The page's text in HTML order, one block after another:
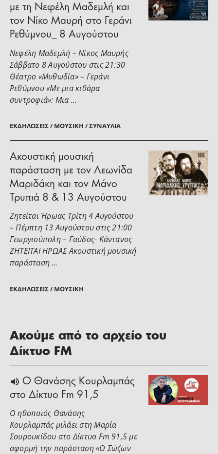
ΕΚΔΗΛΏΣΕΙΣ / ΜΟΥΣΙΚΉ / ΣΥΝΑΥΛΊΑ
με τη Νεφέλη Μαδεμλή και
τον Νίκο Μαυρή στο Γεράνι
Ρεθύμνου_ 8 Αυγούστου
Νεφέλη Μαδεμλή – Νίκος Μαυρής
Σάββατο 8 Αυγούστου στις 21:30
Θέατρο «Μυθωδία» – Γεράνι
Ρεθύμνου «Με μια κιθάρα
συντροφιά»: Μια …
ΕΚΔΗΛΏΣΕΙΣ / ΜΟΥΣΙΚΉ
Ακουστική μουσική
παράσταση με τον Λεωνίδα
Μαριδάκη και τον Μάνο
Τρυπιά 8 & 13 Αυγούστου
Ζητείται Ήρωας Τρίτη 4 Αυγούστου
– Πέμπτη 13 Αυγούστου στις 21:00
Γεωργιούπολη – Γαύδος- Κάντανος
ΖΗΤΕΙΤΑΙ ΗΡΩΑΣ Ακουστική μουσική
παράσταση …
Ακούμε από το αρχείο του
Δίκτυο FM
Ο Θανάσης Κουρλαμπάς
στο Δίκτυο Fm 91,5
Ο ηθοποιός Θανάσης
Κουρλαμπάς μιλάει στη Μαρία
Σουρουκίδου στο Δίκτυο Fm 91,5 με
αφορμή την παράσταση «Ο Σώζων